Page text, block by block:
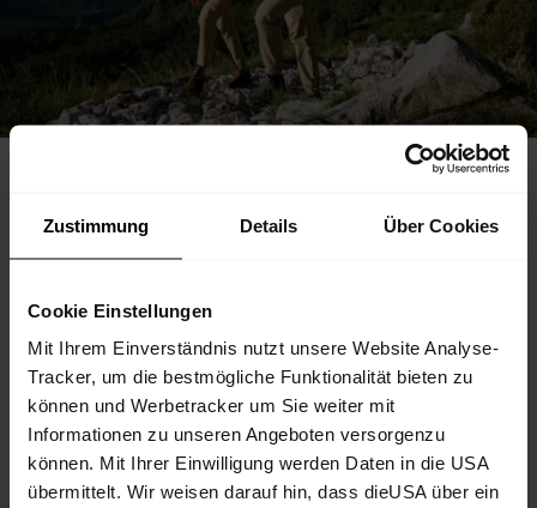
Zustimmung Details Über Cookies
Cookie Einstellungen
Mit Ihrem Einverständnis nutzt unsere Website Analyse-
Tracker, um die bestmögliche Funktionalität bieten zu
können und Werbetracker um Sie weiter mit
Informationen zu unseren Angeboten versorgenzu
können. Mit Ihrer Einwilligung werden Daten in die USA
übermittelt. Wir weisen darauf hin, dass dieUSA über ein
VIELSEITG. LÄSSIG. READY FÜR
ALLES.
Wandern bis zum Feierabend. Die
dasComtee Shirtaus Baumwolle, locker geschnitten und
leicht zu kombinieren. Wenn’s kühler wird, rundenRoots
HoodyundCrew Neckdas Ganze ab – bequem, weich,
beweglich.